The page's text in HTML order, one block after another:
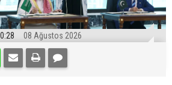
08 Ağustos 2026